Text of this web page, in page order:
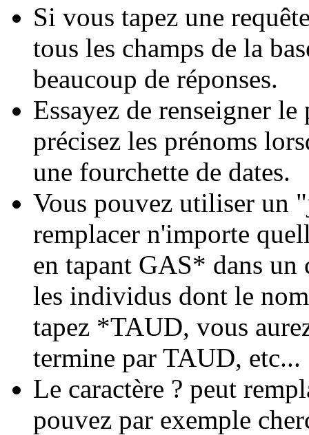
Si vous tapez une
tous les champs de la
beaucoup de réponses.
Essayez de renseigner
précisez les prénoms
une fourchette de dates.
Vous pouvez utiliser un
remplacer n'importe
en tapant GAS* dans
les individus dont le
tapez *TAUD, vous
termine par TAUD, etc...
Le caractère ? peut
pouvez par exemple